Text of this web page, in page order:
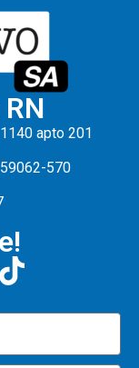
apto 201
570